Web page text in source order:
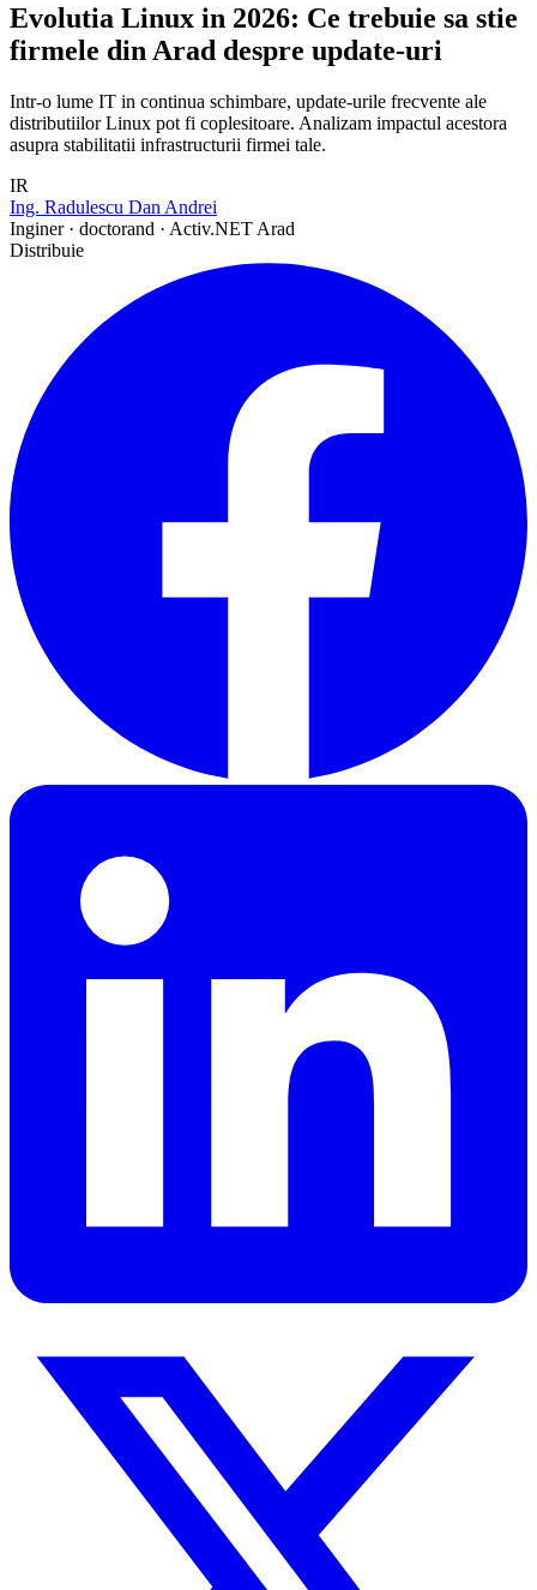
Evolutia Linux in 2026: Ce trebuie sa stie
firmele din Arad despre update-uri
Intr-o lume IT in continua schimbare, update-urile frecvente ale
distributiilor Linux pot fi coplesitoare. Analizam impactul acestora
asupra stabilitatii infrastructurii firmei tale.
IR
Ing. Radulescu Dan Andrei
Inginer · doctorand · Activ.NET Arad
Distribuie